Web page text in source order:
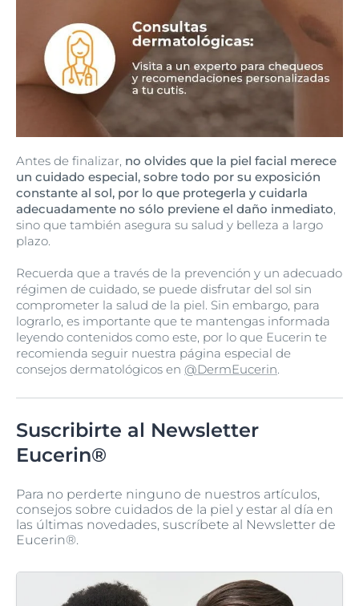
Antes de finalizar, no olvides que la piel facial merece
un cuidado especial, sobre todo por su exposición
constante al sol, por lo que protegerla y cuidarla
adecuadamente no sólo previene el daño inmediato
sino que también asegura su salud y belleza a largo
plazo.
Recuerda que a través de la prevención y un adecuado
régimen de cuidado, se puede disfrutar del sol sin
comprometer la salud de la piel. Sin embargo, para
lograrlo, es importante que te mantengas informada
leyendo contenidos como este, por lo que Eucerin te
recomienda seguir nuestra página especial de
consejos dermatológicos en @DermEucerin
Suscribirte al Newsletter
Eucerin®
Para no perderte ninguno de nuestros artículos,
consejos sobre cuidados de la piel y estar al día en
las últimas novedades, suscríbete al Newsletter de
Eucerin®.